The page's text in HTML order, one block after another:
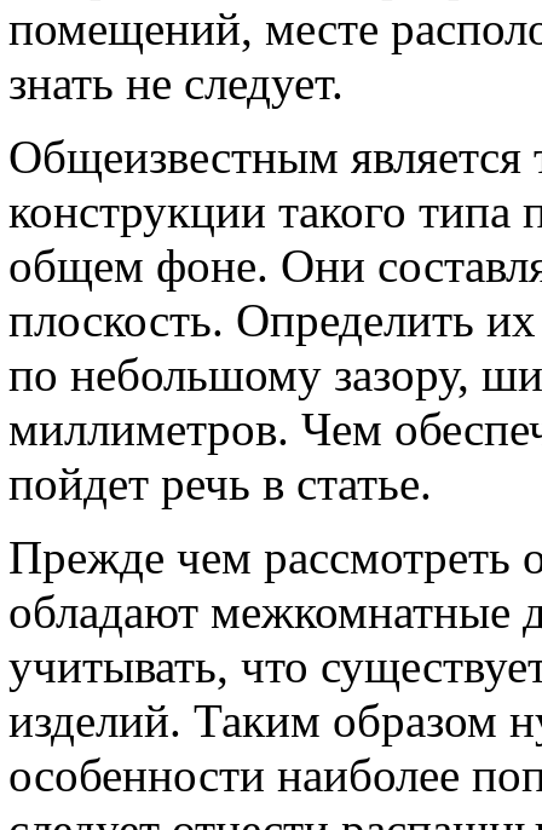
помещений, месте
знать не следует.
Общеизвестным является
конструкции такого
общем фоне. Они
плоскость. Определить
по небольшому зазору,
миллиметров. Чем
пойдет речь в статье.
Прежде чем рассмотреть
обладают межкомнатные
учитывать, что
изделий. Таким образом
особенности наиболее